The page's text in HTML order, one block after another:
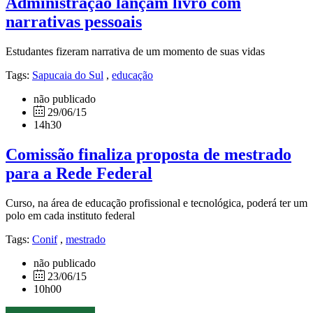
narrativas pessoais
Estudantes fizeram narrativa de um momento de suas vidas
Tags: Sapucaia do Sul , educação
não publicado
29/06/15
14h30
Comissão finaliza proposta de mestrado
para a Rede Federal
Curso, na área de educação profissional e tecnológica, poderá ter um
polo em cada instituto federal
Tags: Conif , mestrado
não publicado
23/06/15
10h00